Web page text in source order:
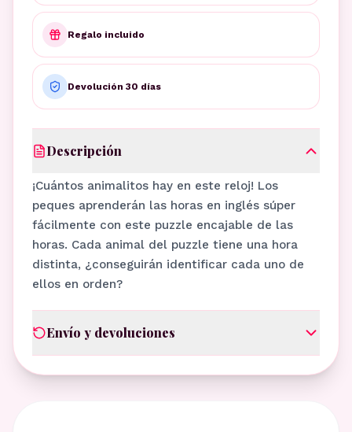
Regalo incluido
Devolución 30 días
Descripción
¡Cuántos animalitos hay en este reloj! Los
peques aprenderán las horas en inglés súper
fácilmente con este puzzle encajable de las
horas. Cada animal del puzzle tiene una hora
distinta, ¿conseguirán identificar cada uno de
ellos en orden?
Envío y devoluciones